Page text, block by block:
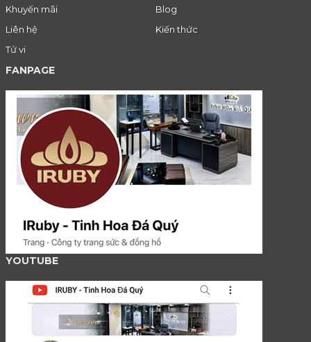
Khuyến mãi
Blog
Liên hệ
Kiến thức
Tử vi
FANPAGE
YOUTUBE